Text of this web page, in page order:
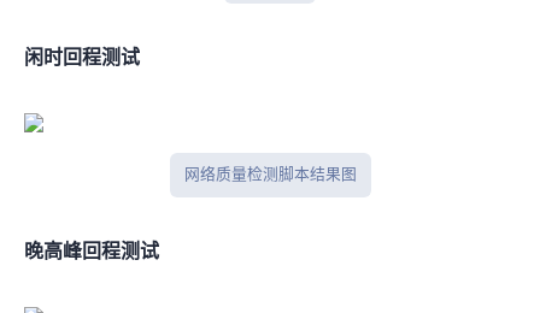
闲时IPV4回程测试
网络质量检测脚本结果图
晚高峰IPV4回程测试